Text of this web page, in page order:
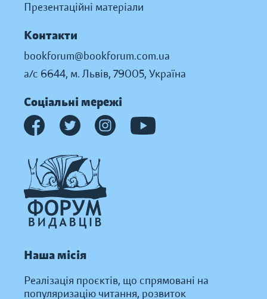
Презентаційні матеріали
Контакти
bookforum@bookforum.com.ua
а/с 6644, м. Львів, 79005, Україна
Соціальні мережі
Наша місія
Реалізація проєктів, що спрямовані на
популяризацію читання, розвиток